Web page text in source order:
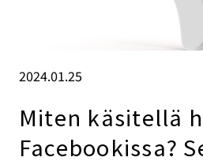
2024.01.25
Miten käsitellä
Facebookissa?